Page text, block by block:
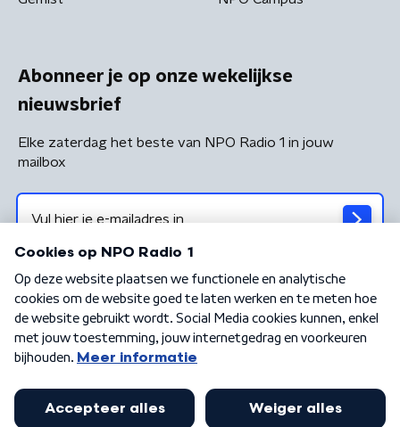
Abonneer je op onze wekelijkse
nieuwsbrief
Elke zaterdag het beste van NPO Radio 1 in jouw
mailbox
Algemene voorwaarden